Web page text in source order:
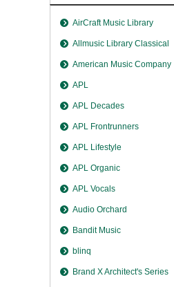
AirCraft Music Library
Allmusic Library Classical
American Music Company
APL
APL Decades
APL Frontrunners
APL Lifestyle
APL Organic
APL Vocals
Audio Orchard
Bandit Music
blinq
Brand X Architect's Series